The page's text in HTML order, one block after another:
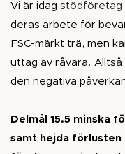
Vi är idag stödföretag
deras arbete för
FSC-märkt trä, men
uttag av råvara. Alltså
den negativa
Delmål 15.5 minska
samt hejda förlusten